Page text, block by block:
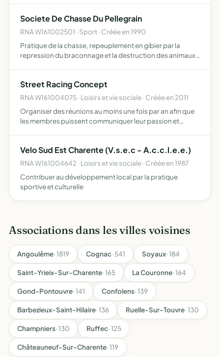
Societe De Chasse Du Pellegrain
RNA W161002501 · Sport · Créée en 1990
Pratique de la chasse, repeuplement en gibier par la
repression du braconnage et la destruction des animaux
Street Racing Concept
RNA W161004075 · Loisirs et vie sociale · Créée en 2011
Organiser des réunions au moins une fois par an afin que
les membres puissent communiquer leur passion et
membr…
Velo Sud Est Charente (V.s.e.c - A.c.c.l.e.e.)
RNA W161004642 · Loisirs et vie sociale · Créée en 1987
Contribuer au développement local par la pratique
sportive et culturelle
Associations dans les villes voisines
Angoulême· 1819 Cognac· 541 Soyaux· 184
Saint-Yrieix-Sur-Charente· 165 La Couronne· 164
Gond-Pontouvre· 141 Confolens· 139
Barbezieux-Saint-Hilaire· 136 Ruelle-Sur-Touvre· 130
Champniers· 130 Ruffec· 125
Châteauneuf-Sur-Charente· 119